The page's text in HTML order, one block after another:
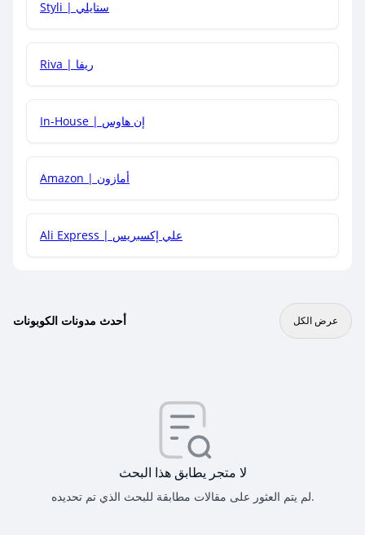
هل يمكنني جمع كود خصم مع العروض الأخرى؟
Styli | ستايلي
Riva | ريفا
In-House | إن هاوس
Amazon | أمازون
Ali Express | علي إكسبريس
أحدث مدونات الكوبونات عرض الكل
لا متجر يطابق هذا البحث
لم يتم العثور على مقالات مطابقة للبحث الذي تم تحديده.